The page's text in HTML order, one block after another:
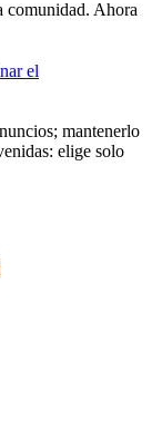
comunidad. Ahora
el
mantenerlo
elige solo